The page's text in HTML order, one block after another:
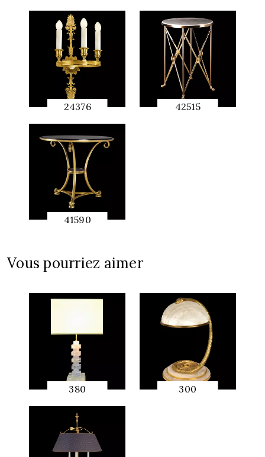
24376
APERÇU
RAPIDE
42515
41590
Vous pourriez aimer
380
APERÇU
RAPIDE
300